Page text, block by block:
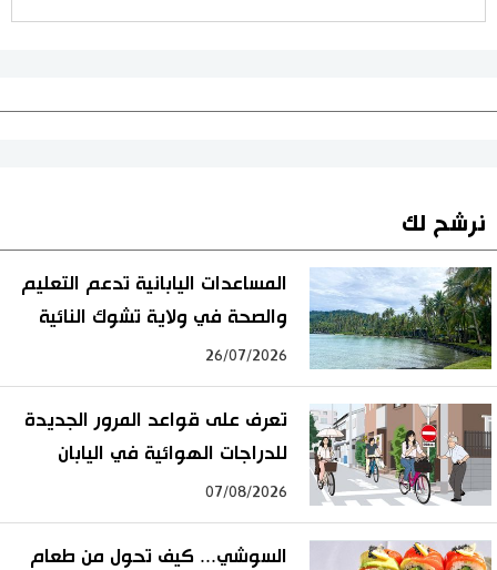
نرشح لك
المساعدات اليابانية تدعم التعليم
والصحة في ولاية تشوك النائية
26/07/2026
تعرف على قواعد المرور الجديدة
للدراجات الهوائية في اليابان
07/08/2026
السوشي... كيف تحول من طعام